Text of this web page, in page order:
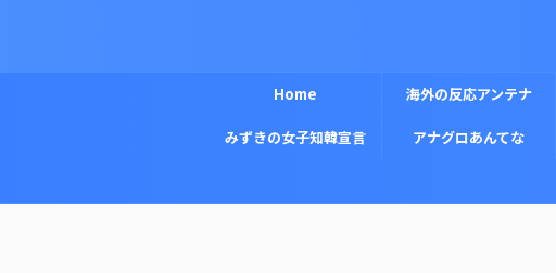
Home 海外の反応アンテナ
みずきの女子知韓宣言 アナグロあんてな